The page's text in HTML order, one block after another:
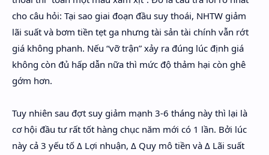
cho câu hỏi: Tại sao giai đoạn đầu suy thoái, NHTW giảm
lãi suất và bơm tiền tẹt ga nhưng tài sản tài chính vẫn rớt
giá không phanh. Nếu “vỡ trận” xảy ra đúng lúc định giá
không còn đủ hấp dẫn nữa thì mức độ thảm hại còn ghê
gớm hơn.
Tuy nhiên sau đợt suy giảm mạnh 3-6 tháng này thì lại là
cơ hội đầu tư rất tốt hàng chục năm mới có 1 lần. Bởi lúc
này cả 3 yếu tố Δ Lợi nhuận, Δ Quy mô tiền và Δ Lãi suất